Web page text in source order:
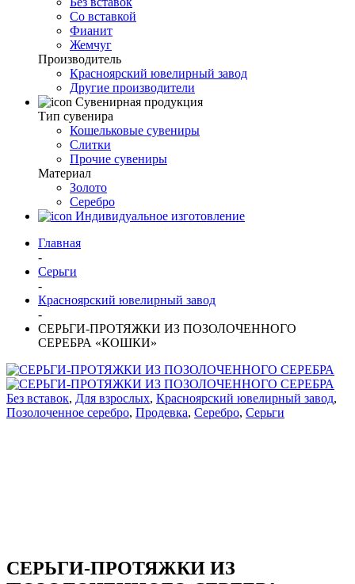
Со вставкой
Фианит
Жемчуг
Производитель
Красноярский ювелирный завод
Другие производители
Сувенирная продукция
Тип сувенира
Кошельковые сувениры
Слитки
Прочие сувениры
Материал
Золото
Серебро
Индивидуальное изготовление
Главная
-
Серьги
-
Красноярский ювелирный завод
-
СЕРЬГИ-ПРОТЯЖКИ ИЗ ПОЗОЛОЧЕННОГО
СЕРЕБРА «КОШКИ»
Без вставок, Для взрослых, Красноярский ювелирный завод,
Позолоченное серебро, Продевка, Серебро, Серьги
СЕРЬГИ-ПРОТЯЖКИ ИЗ